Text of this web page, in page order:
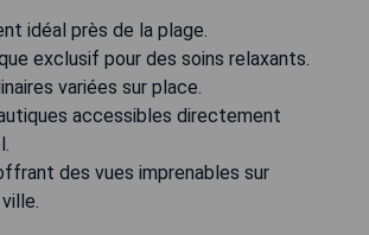
idéal près de la plage.
exclusif pour des soins relaxants.
variées sur place.
accessibles directement
des vues imprenables sur